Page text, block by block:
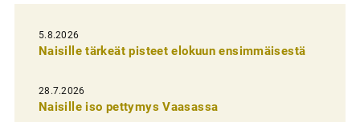
e
l
i
e
n
5.8.2026
Naisille tärkeät pisteet elokuun ensimmäisestä
28.7.2026
Naisille iso pettymys Vaasassa